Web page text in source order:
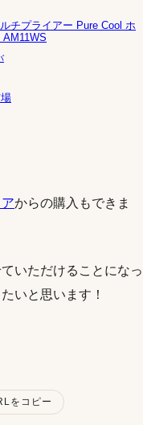
チプライアー Pure Cool ホ
からの購入もできま
いただけることになっ
いと思います！
をコピー